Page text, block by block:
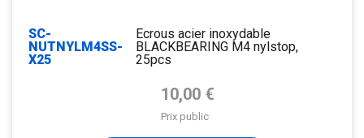
SC-
NUTNYLM4SS-
X25
Ecrous acier inoxydable
BLACKBEARING M4 nylstop,
25pcs
Prix de base
10,00 €
Prix public